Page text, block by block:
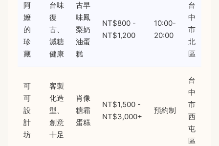
阿
嬤
的
珍
藏
台味
復
古、
減糖
健康
古早
味鳳
梨奶
油蛋
糕
NT$800 -
NT$1,200
10:00-
20:00
台
中
市
北
區
可
可
設
計
坊
客製
化造
型、
創意
十足
肖像
糖霜
蛋糕
NT$1,500 -
NT$3,000+
預約制
台
中
市
西
屯
區